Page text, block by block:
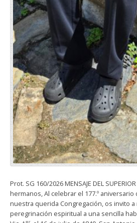
Prot. SG 160/2026 MENSAJE DEL
hermanos, Al celebrar el 177.º
nuestra querida Congregación, os invito a
peregrinación espiritual a una sencilla